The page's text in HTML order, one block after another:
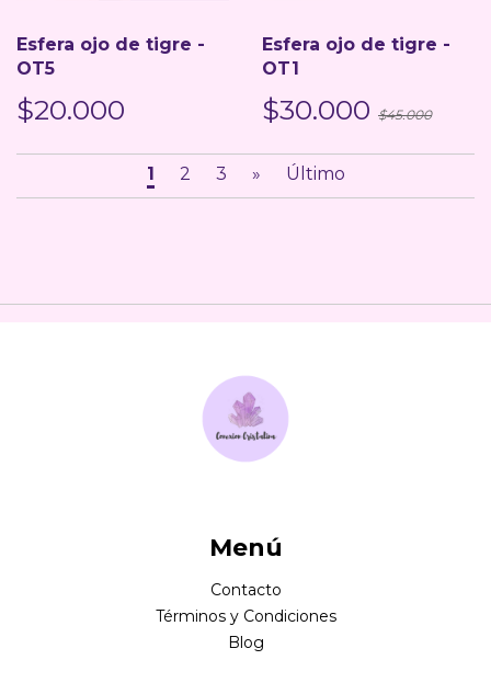
Esfera ojo de tigre -
OT5
$20.000
Esfera ojo de tigre -
OT1
$30.000 $45.000
1 2 3 » Último
Menú
Contacto
Términos y Condiciones
Blog